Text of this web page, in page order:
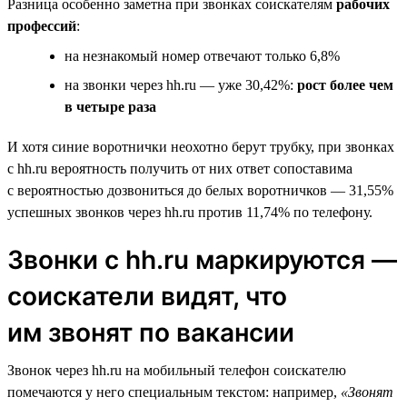
Разница особенно заметна при звонках соискателям рабочих
профессий:
на незнакомый номер отвечают только 6,8%
на звонки через hh.ru — уже 30,42%: рост более чем
в четыре раза
И хотя синие воротнички неохотно берут трубку, при звонках
с hh.ru вероятность получить от них ответ сопоставима
с вероятностью дозвониться до белых воротничков — 31,55%
успешных звонков через hh.ru против 11,74% по телефону.
Звонки с hh.ru маркируются —
соискатели видят, что
им звонят по вакансии
Звонок через hh.ru на мобильный телефон соискателю
помечаются у него специальным текстом: например, «Звонят